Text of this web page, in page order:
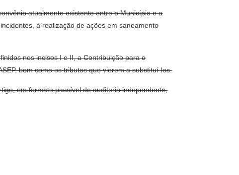
atualmente existente entre o Município e a
à realização de ações em saneamento
nos incisos I e II, a Contribuição para o
bem como os tributos que vierem a substituí-los.
em formato passível de auditoria independente,